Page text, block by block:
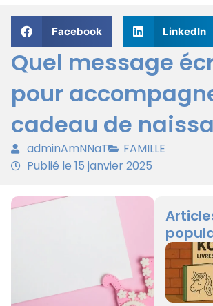
Facebook LinkedIn
Quel message
pour
cadeau de
adminAmNNaT
FAMILLE
Publié le 15 janvier 2025